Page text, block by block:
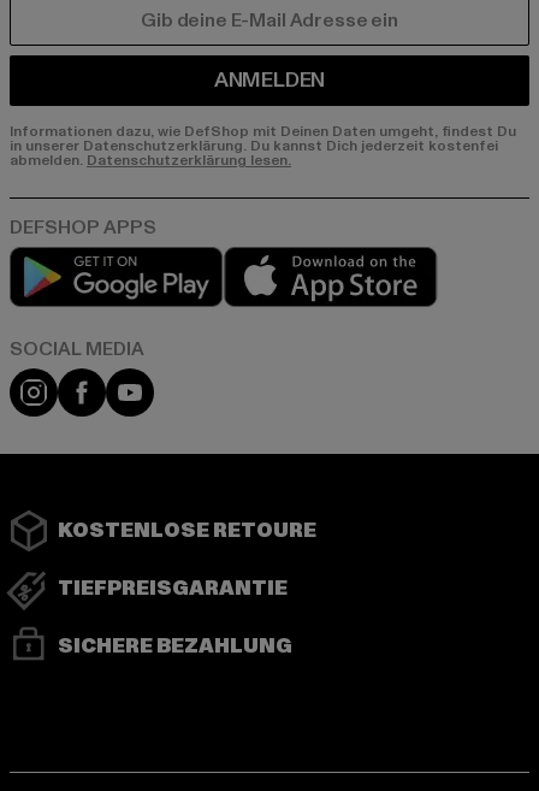
ANMELDEN
Informationen dazu, wie DefShop mit Deinen Daten umgeht, findest Du
in unserer Datenschutzerklärung. Du kannst Dich jederzeit kostenfei
abmelden. Datenschutzerklärung lesen.
Play market
Instagram
FacebookYouTube
KOSTENLOSE RETOURE
TIEFPREISGARANTIE
SICHERE BEZAHLUNG